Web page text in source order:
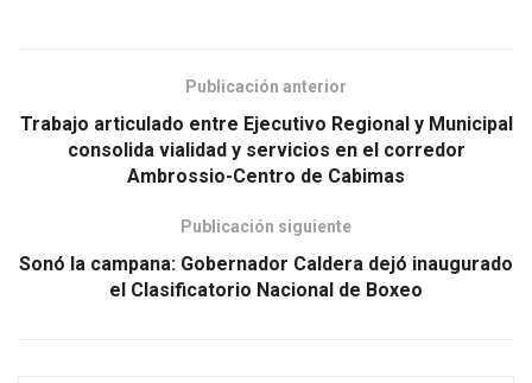
Publicación anterior
Trabajo articulado entre Ejecutivo Regional y Municipal
consolida vialidad y servicios en el corredor
Ambrossio-Centro de Cabimas
Publicación siguiente
Sonó la campana: Gobernador Caldera dejó inaugurado
el Clasificatorio Nacional de Boxeo